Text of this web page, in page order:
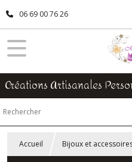
06 69 00 76 26
Créations Artisanales
Accueil Bijoux et